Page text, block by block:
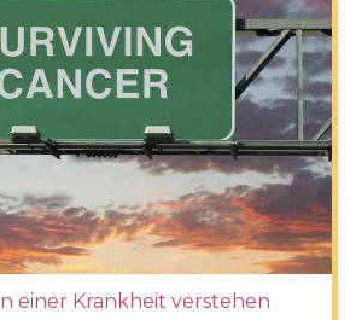
einer Krankheit verstehen